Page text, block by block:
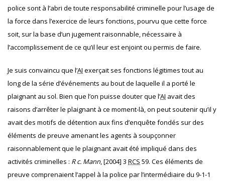
police sont à l’abri de toute responsabilité criminelle pour l’usage de
la force dans l’exercice de leurs fonctions, pourvu que cette force
soit, sur la base d’un jugement raisonnable, nécessaire à
l’accomplissement de ce qu’il leur est enjoint ou permis de faire.
Je suis convaincu que l’AI exerçait ses fonctions légitimes tout au
long de la série d’événements au bout de laquelle il a porté le
plaignant au sol. Bien que l’on puisse douter que l’AI avait des
raisons d’arrêter le plaignant à ce moment-là, on peut soutenir qu’il y
avait des motifs de détention aux fins d’enquête fondés sur des
éléments de preuve amenant les agents à soupçonner
raisonnablement que le plaignant avait été impliqué dans des
activités criminelles : R c. Mann, [2004] 3 RCS 59. Ces éléments de
preuve comprenaient l’appel à la police par l’intermédiaire du 9-1-1